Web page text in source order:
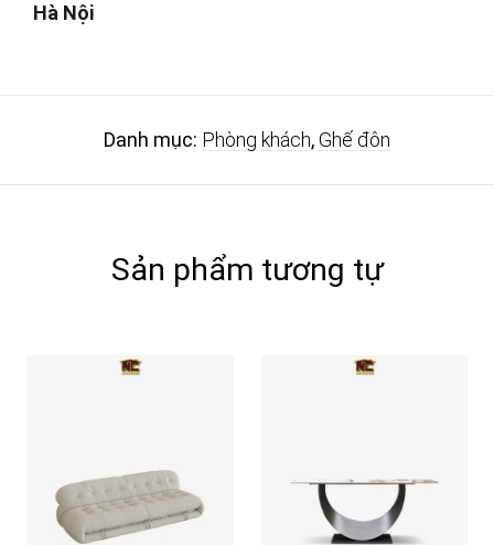
Hà Nội
Danh mục: Phòng khách,Ghế đôn
Sản phẩm tương tự